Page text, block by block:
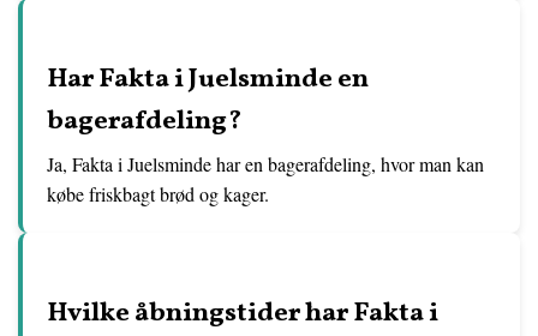
Har Fakta i Juelsminde en
bagerafdeling?
Ja, Fakta i Juelsminde har en bagerafdeling, hvor man kan
købe friskbagt brød og kager.
Hvilke åbningstider har Fakta i